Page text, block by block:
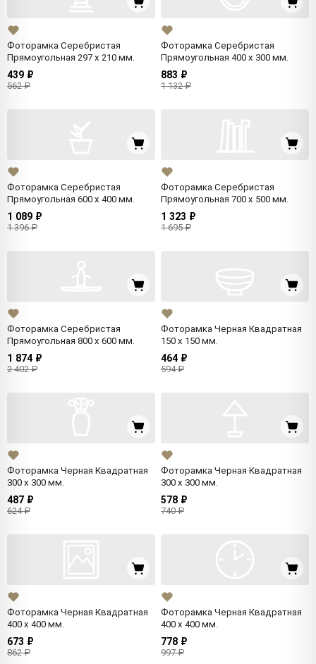
Фоторамка Серебристая
Прямоугольная 297 x 210 мм.
439 ₽
562 ₽
Фоторамка Серебристая
Прямоугольная 400 x 300 мм.
883 ₽
1 132 ₽
Фоторамка Серебристая
Прямоугольная 600 x 400 мм.
1 089 ₽
1 396 ₽
Фоторамка Серебристая
Прямоугольная 700 x 500 мм.
1 323 ₽
1 695 ₽
Фоторамка Серебристая
Прямоугольная 800 x 600 мм.
1 874 ₽
2 402 ₽
Фоторамка Черная Квадратная
150 x 150 мм.
464 ₽
594 ₽
Фоторамка Черная Квадратная
300 x 300 мм.
487 ₽
624 ₽
Фоторамка Черная Квадратная
300 x 300 мм.
578 ₽
740 ₽
Фоторамка Черная Квадратная
400 x 400 мм.
673 ₽
862 ₽
Фоторамка Черная Квадратная
400 x 400 мм.
778 ₽
997 ₽